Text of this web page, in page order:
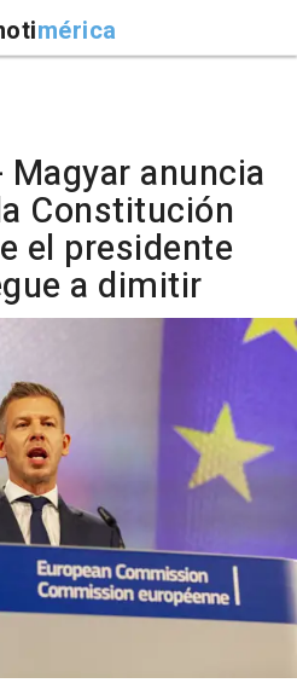
mérica
Magyar anuncia
Constitución
el presidente
a dimitir